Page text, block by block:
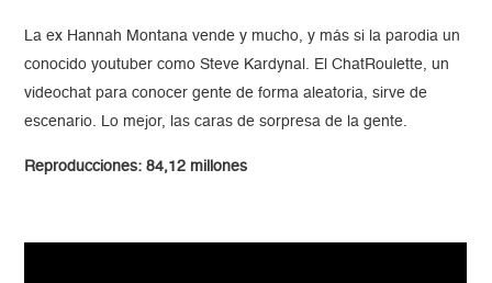
La ex Hannah Montana vende y mucho, y más si la parodia un
conocido youtuber como Steve Kardynal. El ChatRoulette, un
videochat para conocer gente de forma aleatoria, sirve de
escenario. Lo mejor, las caras de sorpresa de la gente.
Reproducciones: 84,12 millones